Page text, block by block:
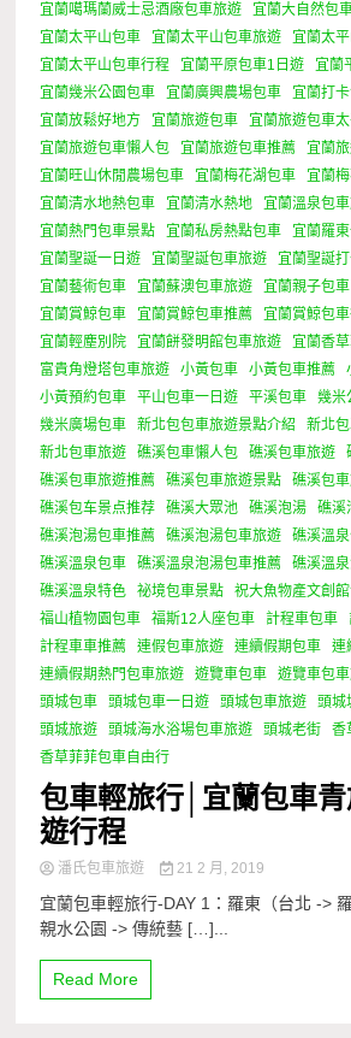
宜蘭噶瑪蘭威士忌酒廠包車旅遊
宜蘭大自然包
宜蘭太平山包車
宜蘭太平山包車旅遊
宜蘭太
宜蘭太平山包車行程
宜蘭平原包車1日遊
宜蘭
宜蘭幾米公園包車
宜蘭廣興農場包車
宜蘭打
宜蘭放鬆好地方
宜蘭旅遊包車
宜蘭旅遊包車
宜蘭旅遊包車懶人包
宜蘭旅遊包車推薦
宜蘭
宜蘭旺山休閒農場包車
宜蘭梅花湖包車
宜蘭
宜蘭清水地熱包車
宜蘭清水熱地
宜蘭溫泉包
宜蘭熱門包車景點
宜蘭私房熱點包車
宜蘭羅
宜蘭聖誕一日遊
宜蘭聖誕包車旅遊
宜蘭聖誕
宜蘭藝術包車
宜蘭蘇澳包車旅遊 宜蘭親子包車
宜蘭賞鯨包車
宜蘭賞鯨包車推薦 宜蘭賞鯨包
宜蘭輕塵別院
宜蘭餅發明館包車旅遊
宜蘭香
富貴角燈塔包車旅遊
小黃包車 小黃包車推薦
小黃預約包車
平山包車一日遊 平溪包車
幾米
幾米廣場包車
新北包包車旅遊景點介紹
新北
新北包車旅遊
礁溪包車懶人包 礁溪包車旅遊
礁溪包車旅遊推薦
礁溪包車旅遊景點
礁溪包
礁溪包车景点推荐
礁溪大眾池 礁溪泡湯
礁溪
礁溪泡湯包車推薦
礁溪泡湯包車旅遊
礁溪溫
礁溪溫泉包車
礁溪溫泉泡湯包車推薦
礁溪溫
礁溪溫泉特色
祕境包車景點
祝大魚物產文創
福山植物園包車
福斯12人座包車 計程車包車
計程車車推薦
連假包車旅遊 連續假期包車
連
連續假期熱門包車旅遊
遊覽車包車 遊覽車包
頭城包車
頭城包車一日遊 頭城包車旅遊
頭城
頭城旅遊
頭城海水浴場包車旅遊 頭城老街
香
香草菲菲包車自由行
包車輕旅行│宜蘭包車
遊行程
潘氏包車旅遊 21 2 月, 2019
宜蘭包車輕旅行-DAY 1：羅東（台北 ->
親水公園 -> 傳統藝 […]...
Read More